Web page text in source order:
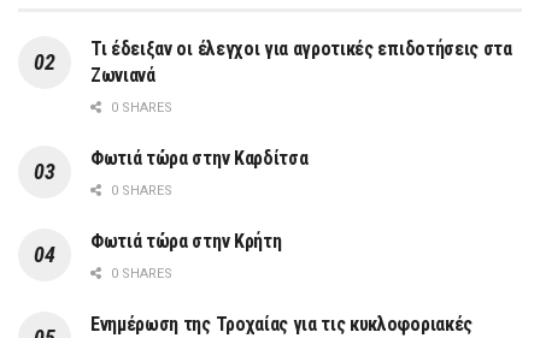
Τι έδειξαν οι έλεγχοι για αγροτικές επιδοτήσεις στα
Ζωνιανά
0 SHARES
Φωτιά τώρα στην Καρδίτσα
0 SHARES
Φωτιά τώρα στην Κρήτη
0 SHARES
Ενημέρωση της Τροχαίας για τις κυκλοφοριακές